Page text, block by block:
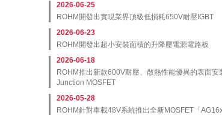
2026-06-25
ROHM開發出實現業界頂級低損耗650V耐壓IGBT
2026-06-23
ROHM開發出超小安裝面積的升降壓電源電路板
2026-06-18
ROHM推出新款600V耐壓、散熱性能優異的表面安
Junction MOSFET
2026-05-28
ROHM針對車載48V系統推出全新MOSFET「